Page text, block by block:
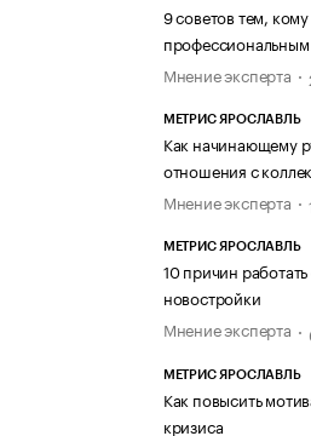
9 советов тем,
Мнение эксперта
МЕТРИС ЯРОСЛАВЛЬ
Как начинающему
отношения с
Мнение эксперта
МЕТРИС ЯРОСЛАВЛЬ
10 причин
новостройки
Мнение эксперта
МЕТРИС ЯРОСЛАВЛЬ
Как повысить
кризиса